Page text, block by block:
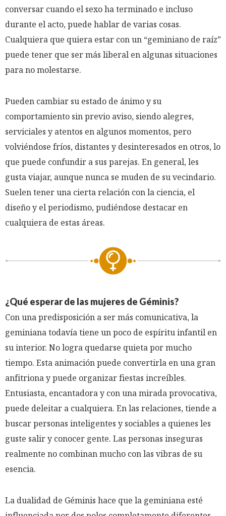
conversar cuando el sexo ha terminado e incluso
durante el acto, puede hablar de varias cosas.
Cualquiera que quiera estar con un “geminiano de raíz”
puede tener que ser más liberal en algunas situaciones
para no molestarse.
Pueden cambiar su estado de ánimo y su
comportamiento sin previo aviso, siendo alegres,
serviciales y atentos en algunos momentos, pero
volviéndose fríos, distantes y desinteresados en otros, lo
que puede confundir a sus parejas. En general, les
gusta viajar, aunque nunca se muden de su vecindario.
Suelen tener una cierta relación con la ciencia, el
diseño y el periodismo, pudiéndose destacar en
cualquiera de estas áreas.
¿Qué esperar de las mujeres de Géminis?
Con una predisposición a ser más comunicativa, la
geminiana todavía tiene un poco de espíritu infantil en
su interior. No logra quedarse quieta por mucho
tiempo. Esta animación puede convertirla en una gran
anfitriona y puede organizar fiestas increíbles.
Entusiasta, encantadora y con una mirada provocativa,
puede deleitar a cualquiera. En las relaciones, tiende a
buscar personas inteligentes y sociables a quienes les
guste salir y conocer gente. Las personas inseguras
realmente no combinan mucho con las vibras de su
esencia.
La dualidad de Géminis hace que la geminiana esté